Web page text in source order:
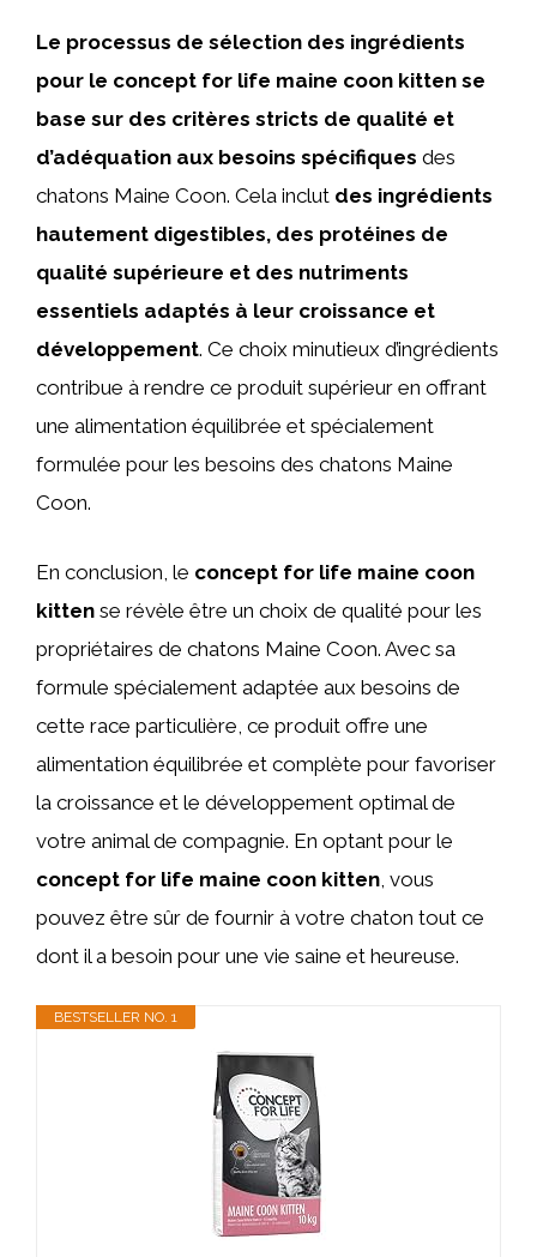
Le processus de sélection des ingrédients
pour le concept for life maine coon kitten se
base sur des critères stricts de qualité et
d’adéquation aux besoins spécifiques des
chatons Maine Coon. Cela inclut des ingrédients
hautement digestibles, des protéines de
qualité supérieure et des nutriments
essentiels adaptés à leur croissance et
développement. Ce choix minutieux d’ingrédients
contribue à rendre ce produit supérieur en offrant
une alimentation équilibrée et spécialement
formulée pour les besoins des chatons Maine
Coon.
En conclusion, le concept for life maine coon
kitten se révèle être un choix de qualité pour les
propriétaires de chatons Maine Coon. Avec sa
formule spécialement adaptée aux besoins de
cette race particulière, ce produit offre une
alimentation équilibrée et complète pour favoriser
la croissance et le développement optimal de
votre animal de compagnie. En optant pour le
concept for life maine coon kitten , vous
pouvez être sûr de fournir à votre chaton tout ce
dont il a besoin pour une vie saine et heureuse.
BESTSELLER NO. 1